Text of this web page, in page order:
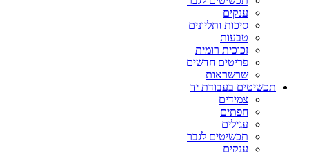
ענקים
סיכות ותליונים
טבעות
זכוכית רומית
פריטים חדשים
שרשראות
תכשיטים בעבודת יד
צמידים
חפתים
עגילים
תכשיטים לגבר
ענקים